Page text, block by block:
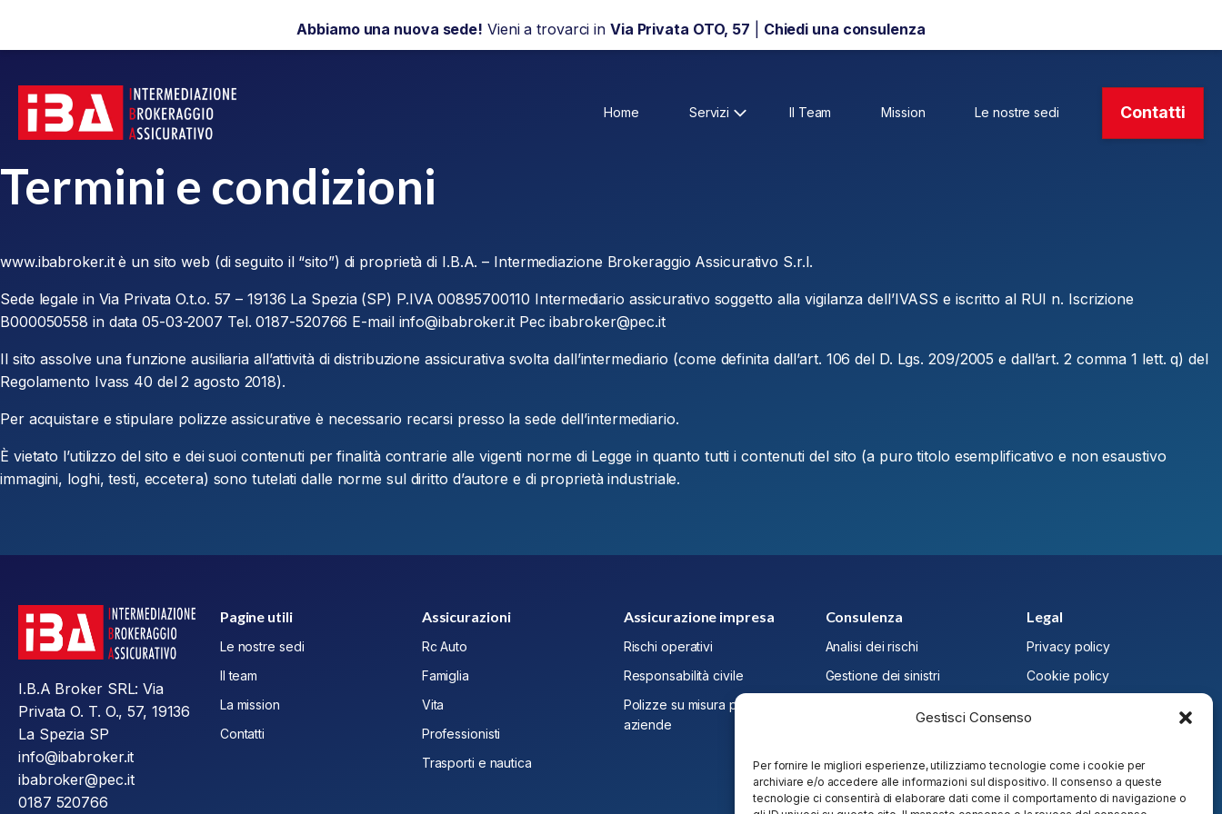
Gestisci Consenso
Per fornire le migliori esperienze, utilizziamo tecnologie come i cookie per
archiviare e/o accedere alle informazioni sul dispositivo. Il consenso a queste
tecnologie ci consentirà di elaborare dati come il comportamento di navigazione o
Abbiamo una nuova sede! Vieni a trovarci in Via Privata OTO, 57 Chiedi una consulenza
Home Servizi Il Team Mission Le nostre sedi Contatti
Termini e condizioni
www.ibabroker.it è un sito web (di seguito il “sito”) di proprietà di I.B.A. – Intermediazione Brokeraggio Assicurativo S.r.l.
Sede legale in Via Privata O.t.o. 57 – 19136 La Spezia (SP) P.IVA 00895700110 Intermediario assicurativo soggetto alla vigilanza dell’IVASS e iscritto al RUI n. Iscrizione
B000050558 in data 05-03-2007 Tel. 0187-520766 E-mail info@ibabroker.it Pec ibabroker@pec.it
Il sito assolve una funzione ausiliaria all’attività di distribuzione assicurativa svolta dall’intermediario (come definita dall’art. 106 del D. Lgs. 209/2005 e dall’art. 2 comma 1 lett. q) del
Regolamento Ivass 40 del 2 agosto 2018).
Per acquistare e stipulare polizze assicurative è necessario recarsi presso la sede dell’intermediario.
È vietato l’utilizzo del sito e dei suoi contenuti per finalità contrarie alle vigenti norme di Legge in quanto tutti i contenuti del sito (a puro titolo esemplificativo e non esaustivo
immagini, loghi, testi, eccetera) sono tutelati dalle norme sul diritto d’autore e di proprietà industriale.
I.B.A Broker SRL: Via
Privata O. T. O., 57, 19136
La Spezia SP
info@ibabroker.it
ibabroker@pec.it
0187 520766
Pagine utili
Le nostre sedi
Il team
La mission
Contatti
Assicurazioni
Rc Auto
Famiglia
Vita
Professionisti
Trasporti e nautica
Assicurazione impresa
Rischi operativi
Responsabilità civile
Polizze su misura per
aziende
Consulenza
Analisi dei rischi
Gestione dei sinistri
Legal
Privacy policy
Cookie policy
Collaborazioni orizzontali
Trasparenza